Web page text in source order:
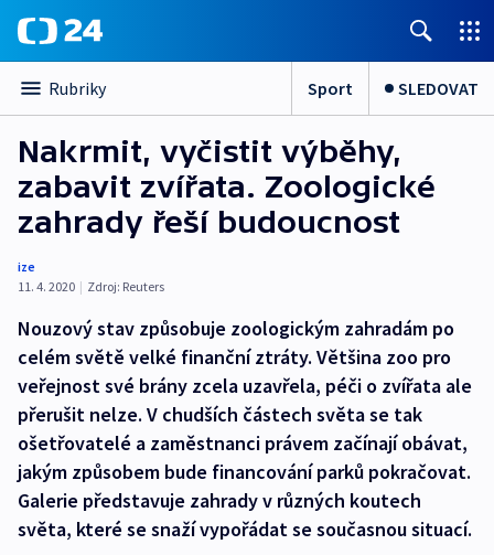
Rubriky Sport SLEDOVAT
Nakrmit, vyčistit výběhy,
zabavit zvířata. Zoologické
zahrady řeší budoucnost
ize
11. 4. 2020 | Zdroj: Reuters
Nouzový stav způsobuje zoologickým zahradám po
celém světě velké finanční ztráty. Většina zoo pro
veřejnost své brány zcela uzavřela, péči o zvířata ale
přerušit nelze. V chudších částech světa se tak
ošetřovatelé a zaměstnanci právem začínají obávat,
jakým způsobem bude financování parků pokračovat.
Galerie představuje zahrady v různých koutech
světa, které se snaží vypořádat se současnou situací.